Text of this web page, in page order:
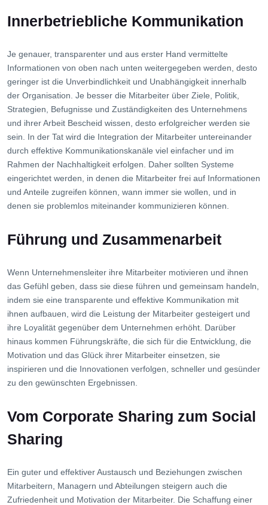
Innerbetriebliche Kommunikation
Je genauer, transparenter und aus erster Hand vermittelte
Informationen von oben nach unten weitergegeben werden, desto
geringer ist die Unverbindlichkeit und Unabhängigkeit innerhalb
der Organisation. Je besser die Mitarbeiter über Ziele, Politik,
Strategien, Befugnisse und Zuständigkeiten des Unternehmens
und ihrer Arbeit Bescheid wissen, desto erfolgreicher werden sie
sein. In der Tat wird die Integration der Mitarbeiter untereinander
durch effektive Kommunikationskanäle viel einfacher und im
Rahmen der Nachhaltigkeit erfolgen. Daher sollten Systeme
eingerichtet werden, in denen die Mitarbeiter frei auf Informationen
und Anteile zugreifen können, wann immer sie wollen, und in
denen sie problemlos miteinander kommunizieren können.
Führung und Zusammenarbeit
Wenn Unternehmensleiter ihre Mitarbeiter motivieren und ihnen
das Gefühl geben, dass sie diese führen und gemeinsam handeln,
indem sie eine transparente und effektive Kommunikation mit
ihnen aufbauen, wird die Leistung der Mitarbeiter gesteigert und
ihre Loyalität gegenüber dem Unternehmen erhöht. Darüber
hinaus kommen Führungskräfte, die sich für die Entwicklung, die
Motivation und das Glück ihrer Mitarbeiter einsetzen, sie
inspirieren und die Innovationen verfolgen, schneller und gesünder
zu den gewünschten Ergebnissen.
Vom Corporate Sharing zum Social
Sharing
Ein guter und effektiver Austausch und Beziehungen zwischen
Mitarbeitern, Managern und Abteilungen steigern auch die
Zufriedenheit und Motivation der Mitarbeiter. Die Schaffung einer